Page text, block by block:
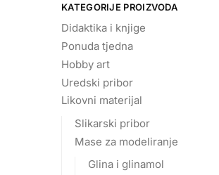
KATEGORIJE PROIZVODA
Didaktika i knjige
Ponuda tjedna
Hobby art
Uredski pribor
Likovni materijal
Slikarski pribor
Mase za modeliranje
Glina i glinamol